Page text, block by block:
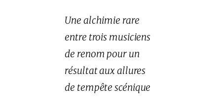
Une alchimie rare
entre trois musiciens
de renom pour un
résultat aux allures
de tempête scénique